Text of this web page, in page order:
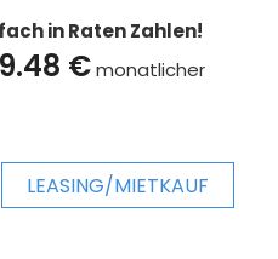
in Raten Zahlen!
€monatlicher
LEASING/MIETKAUF